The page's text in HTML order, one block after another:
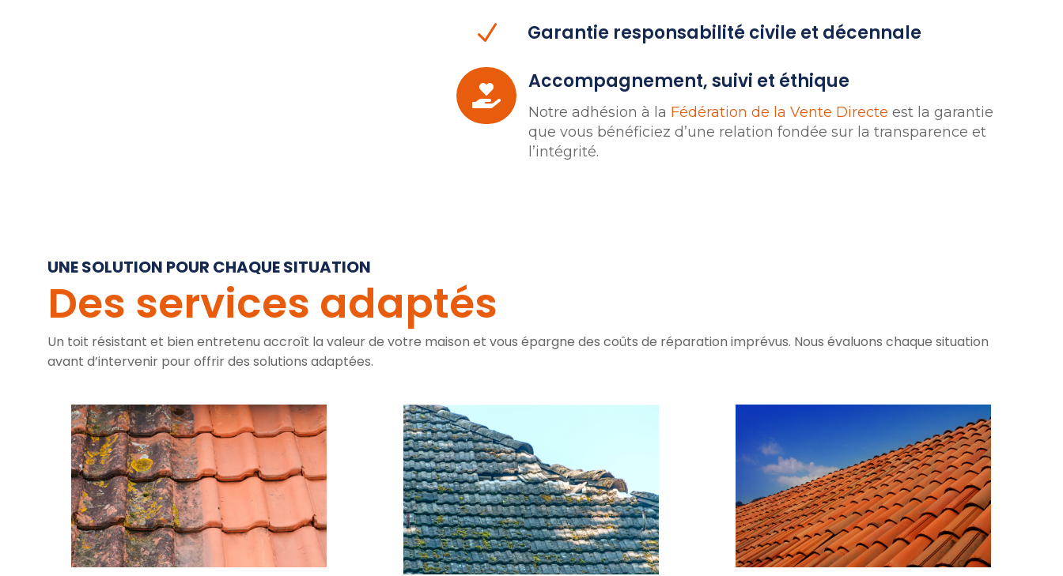
N Garantie responsabilité civile et décennale

Accompagnement, suivi et éthique
Notre adhésion à la Fédération de la Vente Directe est la garantie
que vous bénéficiez d’une relation fondée sur la transparence et
l’intégrité.
UNE SOLUTION POUR CHAQUE SITUATION
Des services adaptés
Un toit résistant et bien entretenu accroît la valeur de votre maison et vous épargne des coûts de réparation imprévus. Nous évaluons chaque situation
avant d’intervenir pour offrir des solutions adaptées.
Pour un nettoyage et un
assainissement en profondeur, il
est essentiel d’effectuer en
complément un démoussage de
toiture à l’aide d’un produit
algicide/fongicide qui aura pour
action d’éradiquer en profondeur
les racines de tous les micro-
En présence d’une toiture trop
ancienne ou si le nombre de tuiles
manquantes ou abimées est trop
important, la salubrité de votre bâti
est compromise, une réfection
totale s’impose. Totale ou partielle
elle peut en outre nécessiter une
reprise de charpente.
Afin de compléter la rénovation,
nous vous recommandons
l’application d’un traitement
hydrofuge.
Produit
imperméabilisant et non
filmogène, après son application la
toiture est rajeunie et devient «
autonettoyante »